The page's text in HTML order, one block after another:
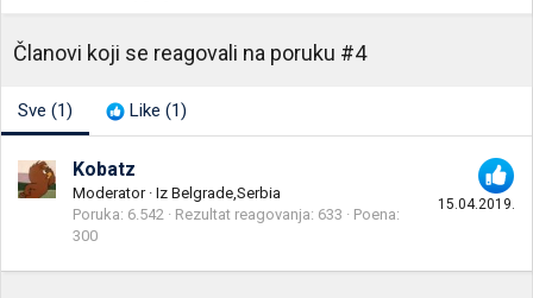
Članovi koji se reagovali na poruku #4
Sve (1) Like (1)
15.04.2019.
Kobatz
Moderator · Iz Belgrade,Serbia
Poruka 6.542 Rezultat reagovanja 633
Poena
300